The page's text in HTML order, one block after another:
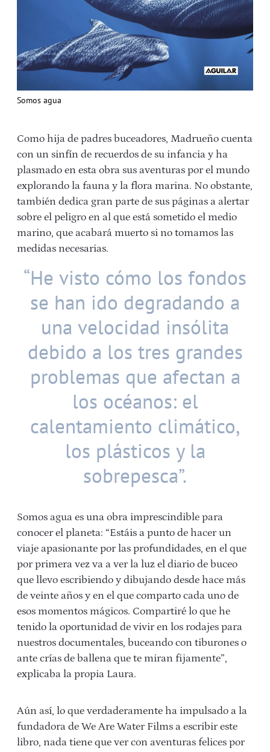
Somos agua
Como hija de padres buceadores, Madrueño cuenta
con un sinfín de recuerdos de su infancia y ha
plasmado en esta obra sus aventuras por el mundo
explorando la fauna y la flora marina. No obstante,
también dedica gran parte de sus páginas a alertar
sobre el peligro en al que está sometido el medio
marino, que acabará muerto si no tomamos las
medidas necesarias.
“He visto cómo los fondos
se han ido degradando a
una velocidad insólita
debido a los tres grandes
problemas que afectan a
los océanos: el
calentamiento climático,
los plásticos y la
sobrepesca”.
Somos agua es una obra imprescindible para
conocer el planeta: “Estáis a punto de hacer un
viaje apasionante por las profundidades, en el que
por primera vez va a ver la luz el diario de buceo
que llevo escribiendo y dibujando desde hace más
de veinte años y en el que comparto cada uno de
esos momentos mágicos. Compartiré lo que he
tenido la oportunidad de vivir en los rodajes para
nuestros documentales, buceando con tiburones o
ante crías de ballena que te miran fijamente”,
explicaba la propia Laura.
Aún así, lo que verdaderamente ha impulsado a la
fundadora de We Are Water Films a escribir este
libro, nada tiene que ver con aventuras felices por